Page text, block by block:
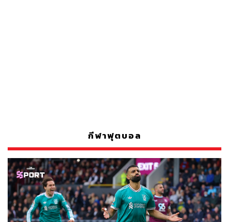
กีฬาฟุตบอล